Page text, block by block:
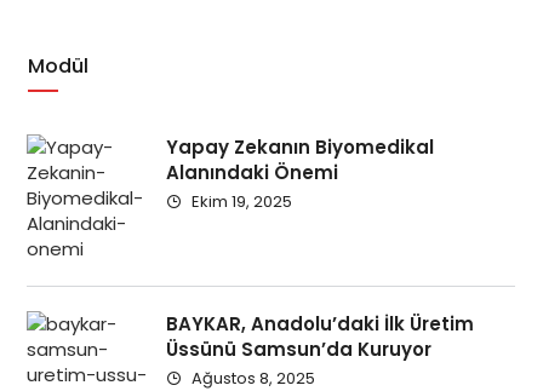
Modül
Yapay Zekanın Biyomedikal
Alanındaki Önemi
Ekim 19, 2025
BAYKAR, Anadolu’daki İlk Üretim
Üssünü Samsun’da Kuruyor
Ağustos 8, 2025